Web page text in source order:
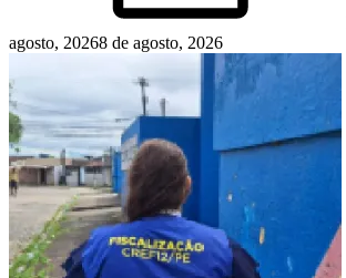
agosto, 20268 de agosto, 2026